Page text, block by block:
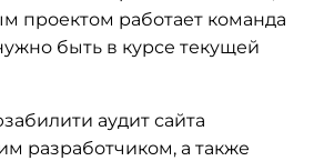
проектом работает команда
быть в курсе текущей
аудит сайта
разработчиком, а также